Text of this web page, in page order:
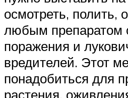
осмотреть, полить,
любым препаратом
поражения и
вредителей. Этот
понадобиться для
растения,